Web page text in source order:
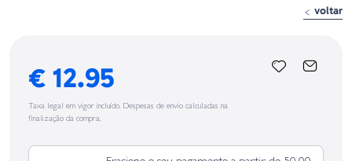
voltar
€ 12.95
Taxa legal em vigor incluído. Despesas de envio calculadas na
finalização da compra.